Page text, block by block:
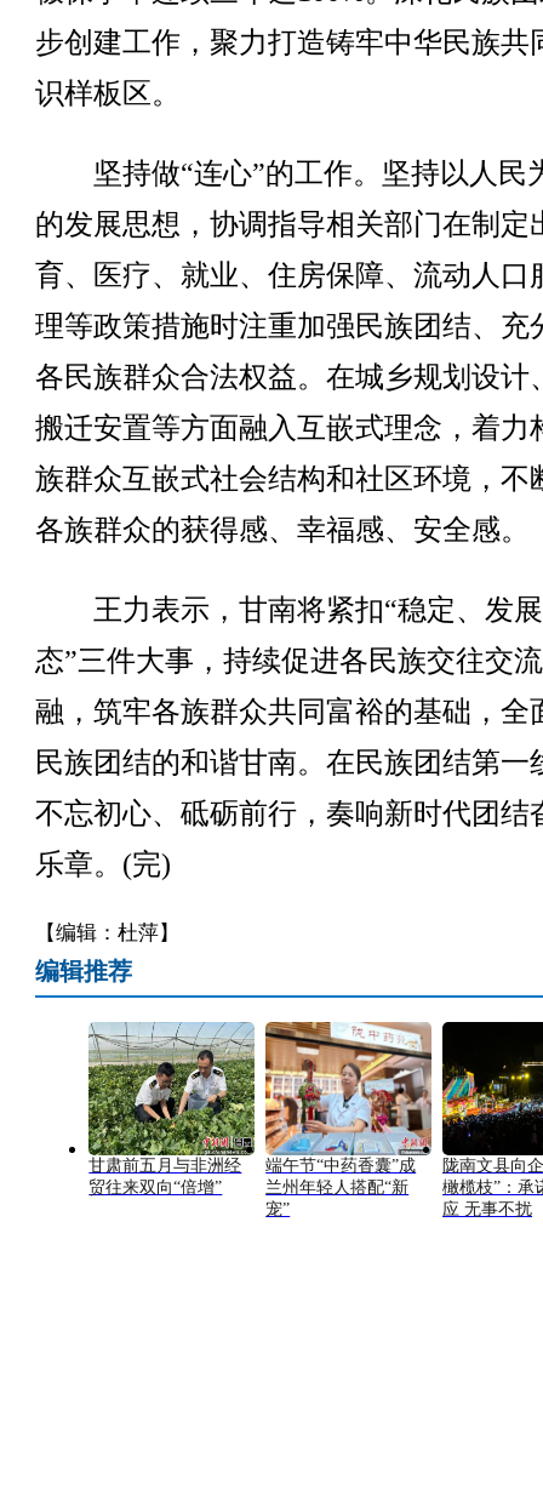
步创建工作，聚力打造铸牢中华民族共
识样板区。
坚持做“连心”的工作。坚持以人民
的发展思想，协调指导相关部门在制定
育、医疗、就业、住房保障、流动人口
理等政策措施时注重加强民族团结、充
各民族群众合法权益。在城乡规划设计
搬迁安置等方面融入互嵌式理念，着力
族群众互嵌式社会结构和社区环境，不
各族群众的获得感、幸福感、安全感。
王力表示，甘南将紧扣“稳定、发
态”三件大事，持续促进各民族交往交
融，筑牢各族群众共同富裕的基础，全
民族团结的和谐甘南。在民族团结第一
不忘初心、砥砺前行，奏响新时代团结
乐章。(完)
【编辑：杜萍】
编辑推荐
甘肃前五月与非洲经
贸往来双向“倍增”
端午节“中药香囊”成
兰州年轻人搭配“新
宠”
陇南文县向
橄榄枝”：承
应 无事不扰